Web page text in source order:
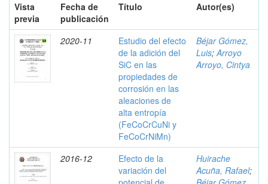
Vista
previa
Fecha de
publicación
Título Autor(es)
2020-11
Estudio del efecto
de la adición del
SiC en las
propiedades de
corrosión en las
aleaciones de
alta entropía
(FeCoCrCuNi y
FeCoCrNiMn)
Béjar Gómez,
Luis;Arroyo
Arroyo, Cintya
2016-12
Efecto de la
variación del
Huirache
Acuña, Rafael;